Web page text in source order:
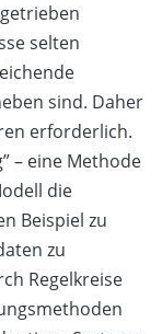
selten
sind. Daher
erforderlich.
– eine Methode
die
Beispiel zu
zu
Regelkreise